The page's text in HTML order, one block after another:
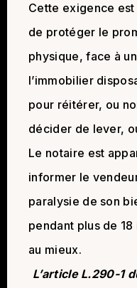
Cette exigence
de protéger le
physique, face à
l’immobilier
pour réitérer, ou
décider de lever,
Le notaire est
informer le
paralysie de son
pendant plus de
au mieux.
L’article L.290-1